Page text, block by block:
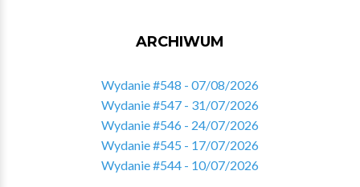
ARCHIWUM
Wydanie #548 - 07/08/2026
Wydanie #547 - 31/07/2026
Wydanie #546 - 24/07/2026
Wydanie #545 - 17/07/2026
Wydanie #544 - 10/07/2026